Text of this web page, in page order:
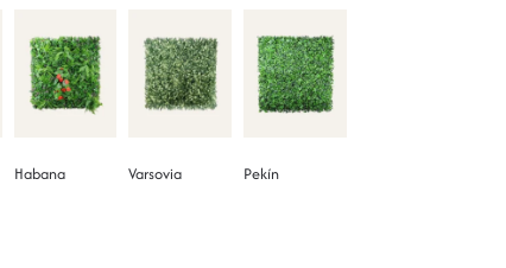
Habana Varsovia Pekín